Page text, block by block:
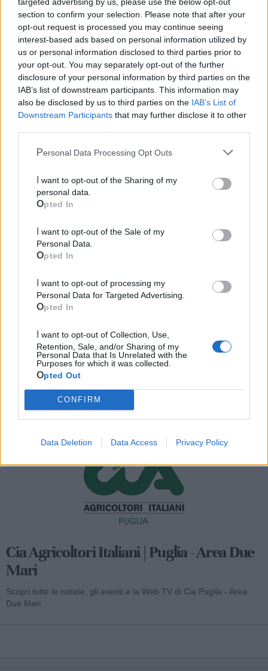
section to confirm your selection. Please note that after your
opt-out request is processed you may continue seeing
interest-based ads based on personal information utilized by
us or personal information disclosed to third parties prior to
your opt-out. You may separately opt-out of the further
disclosure of your personal information by third parties on the
IAB’s list of downstream participants. This information may
also be disclosed by us to third parties on the IAB’s List of
Downstream Participants that may further disclose it to other
Personal Data Processing Opt Outs
personal data.
Opted In
Personal Data.
Opted In
Personal Data for Targeted Advertising.
Opted In
Retention, Sale, and/or Sharing of my
Personal Data that Is Unrelated with the
Purposes for which it was collected.
Opted Out
CONFIRM
Data Deletion Data Access Privacy Policy
Guardia Medica
Canile
Polizia Locale
Pubblica illuminazione
Mondo CIA
Cia Agricoltori Italiani | Puglia - Area Due
Mari
Scopri tutte le notizie, gli eventi e la Web TV di Cia Puglia - Area
Due Mari